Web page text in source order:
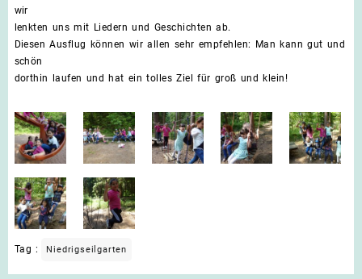
wir
lenkten uns mit Liedern und Geschichten ab.
Diesen Ausflug können wir allen sehr empfehlen: Man kann gut und
schön
dorthin laufen und hat ein tolles Ziel für groß und klein!
Tag : Niedrigseilgarten